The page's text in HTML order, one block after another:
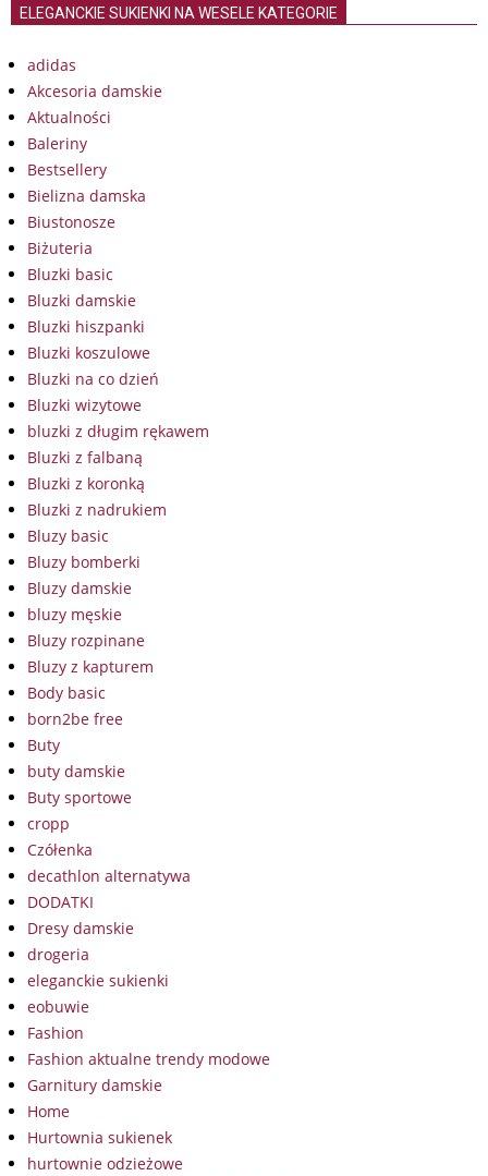
ELEGANCKIE SUKIENKI NA WESELE KATEGORIE
adidas
Akcesoria damskie
Aktualności
Baleriny
Bestsellery
Bielizna damska
Biustonosze
Biżuteria
Bluzki basic
Bluzki damskie
Bluzki hiszpanki
Bluzki koszulowe
Bluzki na co dzień
Bluzki wizytowe
bluzki z długim rękawem
Bluzki z falbaną
Bluzki z koronką
Bluzki z nadrukiem
Bluzy basic
Bluzy bomberki
Bluzy damskie
bluzy męskie
Bluzy rozpinane
Bluzy z kapturem
Body basic
born2be free
Buty
buty damskie
Buty sportowe
cropp
Czółenka
decathlon alternatywa
DODATKI
Dresy damskie
drogeria
eleganckie sukienki
eobuwie
Fashion
Fashion aktualne trendy modowe
Garnitury damskie
Home
Hurtownia sukienek
hurtownie odzieżowe